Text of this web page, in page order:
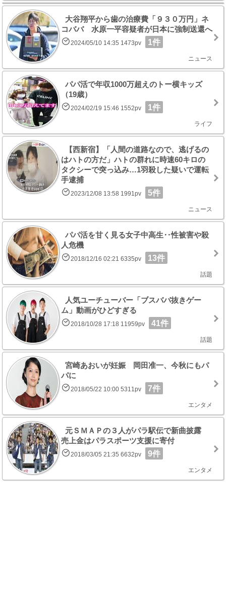
大谷翔平から歯の治療費「９３０万円」ネ
コババ 水原一平容疑者が日本に強制送還へ
2024/05/10 14:35 1473pv 1件
ニュース
パパ活で年収1000万超えのトー横キッズ
（19歳）
2024/02/19 15:46 1552pv 1件
ライフ
【西新宿】「人間の道路なので、逃げるの
はハトの方だ」ハトの群れに時速60キロの
タクシーで突っ込み…1羽殺した疑いで運転
手逮捕
2023/12/08 13:58 1991pv 5件
ニュース
パパ活を甘く見る女子中高生‥性被害や殺
人危機
2018/12/16 02:21 6335pv 13件
話題
人気ユーチューバー「ブスババ抜きゲー
ム」動画がひどすぎる
2018/10/28 17:18 11959pv 41件
話題
宮崎あおいが妊娠 岡田准一、今秋にもパ
パに
2018/05/22 10:00 5311pv 7件
エンタメ
元ＳＭＡＰの３人がパラ駅伝で新曲披露
売上金はパラスポーツ支援に寄付
2018/03/05 21:35 6632pv 9件
エンタメ